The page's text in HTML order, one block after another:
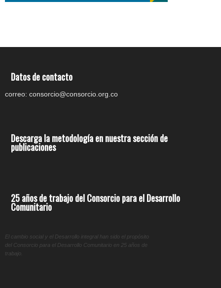
Datos de contacto
correo: consorcio@consorcio.org.co
Descarga la metodología en nuestra sección de
publicaciones
25 años de trabajo del Consorcio para el Desarrollo
Comunitario
El cambio social y el Desarrollo integral han sido el propósito
del Consorcio para el Desarrollo Comunitario en 25 años de
trabajo.